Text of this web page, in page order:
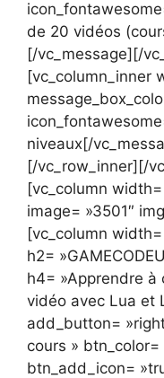
de 20 vidéos
[/vc_message][/
[vc_column_inner
niveaux[/
[/vc_row_inner][/
[vc_column
image= »3501″
[vc_column
h2=
h4= »Apprendre à
vidéo avec Lua et
add_button=
cours »
btn_add_icon=